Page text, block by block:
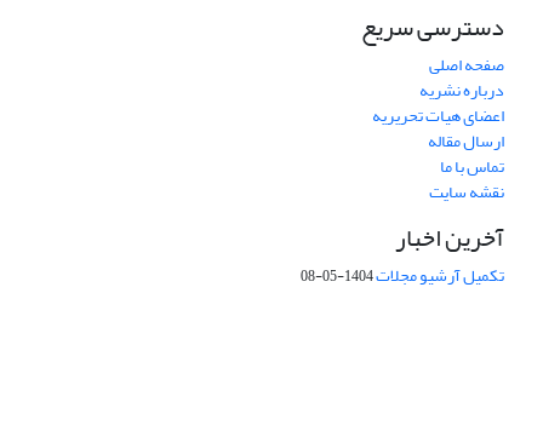
دسترسی سریع
صفحه اصلی
درباره نشریه
اعضای هیات تحریریه
ارسال مقاله
تماس با ما
نقشه سایت
آخرین اخبار
تکمیل آرشیو مجلات1404-05-08